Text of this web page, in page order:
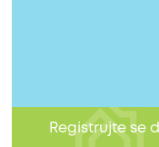
Registrujte se